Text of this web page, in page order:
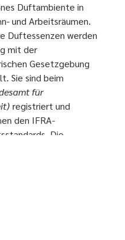
Duftambiente in
und Arbeitsräumen.
Duftessenzen werden
mit der
Gesetzgebung
Sie sind beim
für
registriert und
den IFRA-
Die